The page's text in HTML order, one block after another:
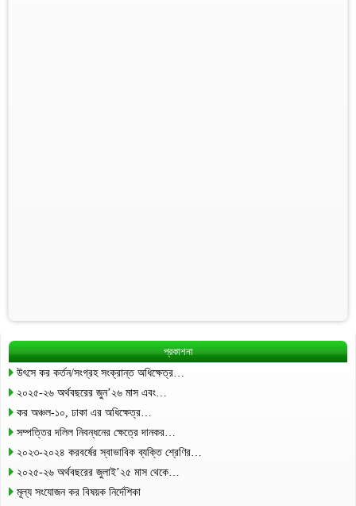
প্রকাশনা
উৎসে কর কর্তন/সংগ্রহ সংক্রান্ত অধিক্ষেত্র…
২০২৫-২৬ অর্থবছরের জুন’২৬ মাস এবং…
কর অঞ্চল-১০, ঢাকা এর অধিক্ষেত্র…
সম্পত্তির দলিল নিবন্ধনের ক্ষেত্রে দানকর…
২০২৩-২০২৪ করবর্ষের স্বাভাবিক ব্যক্তি শ্রেণির…
২০২৫-২৬ অর্থবছরের জুলাই’২৫ মাস থেকে…
মূল্য সংযোজন কর বিষয়ক নির্দেশিকা